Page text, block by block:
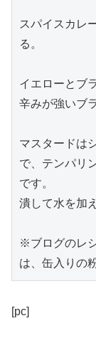
スパイスカレ
る。
イエローとブ
辛みが強いブ
マスタードは
で、テンパリ
です。
潰して水を加
※ブログのレ
は、缶入りの
[pc]